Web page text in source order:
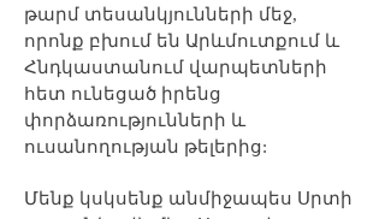
թարմ տեսանկյունների մեջ,
որոնք բխում են Արևմուտքում և
Հնդկաստանում վարպետների
հետ ունեցած իրենց
փորձառությունների և
ուսանողության թելերից:
Մենք կսկսենք անմիջապես Սրտի